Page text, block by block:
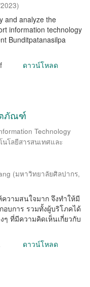
)
analyze the
information technology
Bunditpatanasilpa
ดาวน์โหลด
ตภัณฑ์
Technology
โลยีสารสนเทศและ
(มหาวิทยาลัยศิลปากร,
วามสนใจมาก จึงทำให้มี
บการ รวมทั้งผู้บริโภคได้
ๆ ที่มีความคิดเห็นเกี่ยวกับ
ดาวน์โหลด